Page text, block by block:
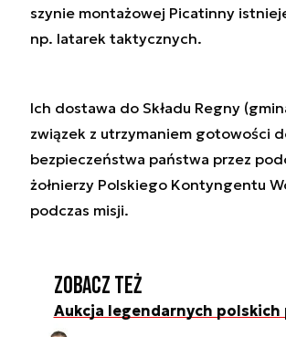
szynie montażowej Picatinny
np. latarek taktycznych.
Ich dostawa do Składu Regny
związek z utrzymaniem gotowości
bezpieczeństwa państwa przez
żołnierzy Polskiego Kontyngentu
podczas misji.
Zobacz też
Aukcja legendarnych polskich